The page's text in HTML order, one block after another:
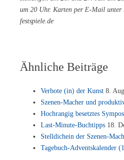
um 20 Uhr. Kar­ten per E-Mail un­ter
festspiele.de
Ähnliche Beiträge
Ver­bo­te (in) der Kunst 8.
Sze­nen-Ma­cher und
Hoch­ran­gig be­setz­tes
Last-Mi­nu­te-Buch­tipps 18.
Stell­dich­ein der Sze­nen-
Ta­ge­buch-Ad­vents­ka­len­der